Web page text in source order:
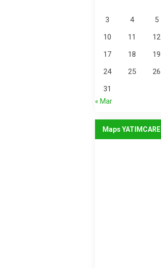
3
4 5
10
11 12
17
18 19
24
25 26
31
« Mar
Maps YATIMCARE